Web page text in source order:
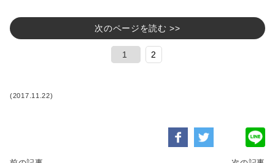
次のページを読む >>
1 2
(2017.11.22)